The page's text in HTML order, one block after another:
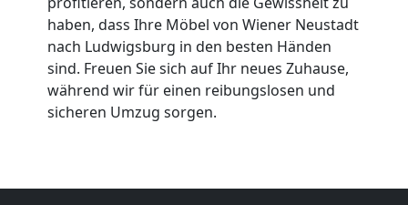
haben, dass Ihre Möbel von Wiener Neustadt
nach Ludwigsburg in den besten Händen
sind. Freuen Sie sich auf Ihr neues Zuhause,
während wir für einen reibungslosen und
sicheren Umzug sorgen.
Expressumzug
Wiener
Neustadt
Tragehilfe